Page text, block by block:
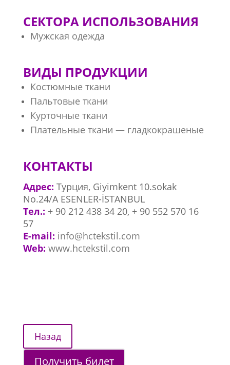
СЕКТОРА ИСПОЛЬЗОВАНИЯ
Мужская одежда
ВИДЫ ПРОДУКЦИИ
Костюмные ткани
Пальтовые ткани
Курточные ткани
Плательные ткани — гладкокрашеные
КОНТАКТЫ
Адрес: Турция, Giyimkent 10.sokak
No.24/A ESENLER-İSTANBUL
Тел.: + 90 212 438 34 20, + 90 552 570 16
57
E-mail: info@hctekstil.com
Web: www.hctekstil.com
Получить билет